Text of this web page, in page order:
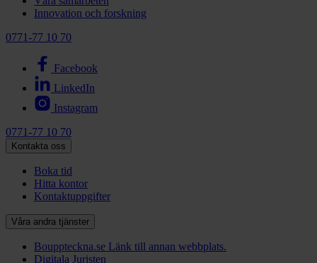
Innovation och forskning
0771-77 10 70
Facebook
LinkedIn
Instagram
0771-77 10 70
Kontakta oss
Boka tid
Hitta kontor
Kontaktuppgifter
Våra andra tjänster
Bouppteckna.se Länk till annan webbplats.
Digitala Juristen